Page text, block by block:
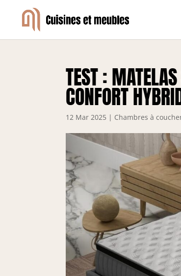
TEST :
CONFORT
12 Mar 2025 | Chambres à